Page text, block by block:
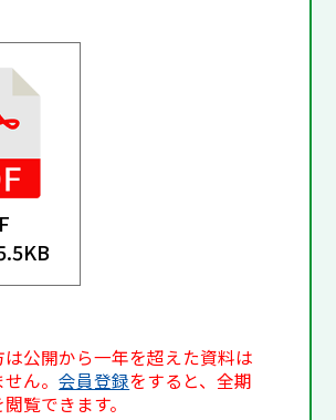
公開から一年を超えた資料は
せん。会員登録をすると、全期
覧できます。